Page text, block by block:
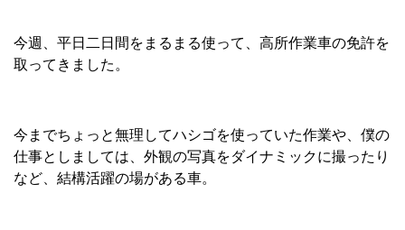
今週、平日二日間をまるまる使って、高所作業車の免許を
取ってきました。
今までちょっと無理してハシゴを使っていた作業や、僕の
仕事としましては、外観の写真をダイナミックに撮ったり
など、結構活躍の場がある車。